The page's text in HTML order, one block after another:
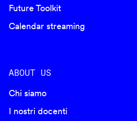
Future Toolkit
Calendar streaming
ABOUT US
Chi siamo
I nostri docenti